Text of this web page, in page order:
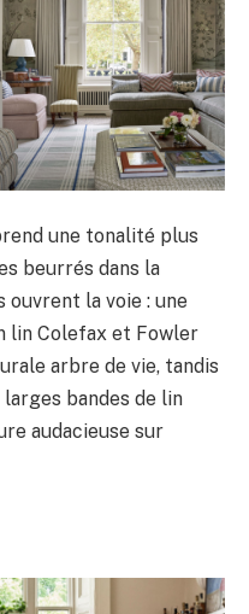
une tonalité plus
beurrés dans la
la voie : une
lin Colefax et Fowler
arbre de vie, tandis
bandes de lin
audacieuse sur